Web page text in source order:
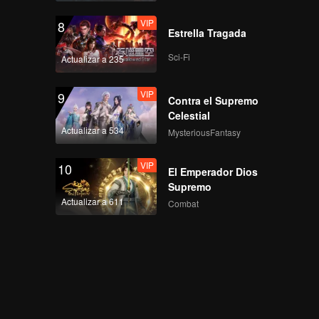
8
Actualizar a 235
VIP
Estrella Tragada
Sci-Fi
9
Actualizar a 534
VIP
Contra el Supremo
Celestial
MysteriousFantasy
10
Actualizar a 611
VIP
El Emperador Dios
Supremo
Combat